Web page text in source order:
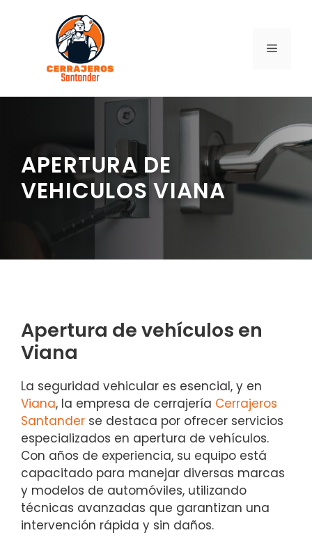
contenido
MENÚ
APERTURA DE
VEHICULOS VIANA
Apertura de vehículos en
Viana
La seguridad vehicular es esencial, y en
Viana, la empresa de cerrajería Cerrajeros
Santander se destaca por ofrecer servicios
especializados en apertura de vehículos.
Con años de experiencia, su equipo está
capacitado para manejar diversas marcas
y modelos de automóviles, utilizando
técnicas avanzadas que garantizan una
intervención rápida y sin daños.